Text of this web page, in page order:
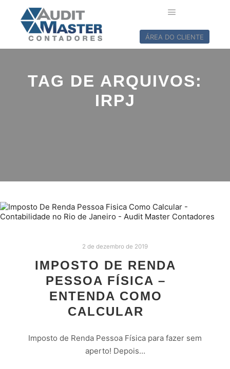
ÁREA DO CLIENTE
TAG DE ARQUIVOS:
IRPJ
2 de dezembro de 2019
IMPOSTO DE RENDA
PESSOA FÍSICA –
ENTENDA COMO
CALCULAR
Imposto de Renda Pessoa Física para fazer sem
aperto! Depois…